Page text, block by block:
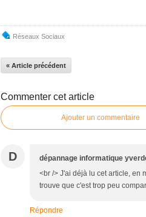
Réseaux Sociaux
« Article précédent
Commenter cet article
Ajouter un commentaire
D dépannage informatique
<br /> J'ai déjà lu cet article, en
trouve que c'est trop peu
Répondre